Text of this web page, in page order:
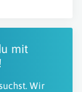
mit
Wir